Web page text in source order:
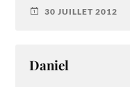
30 JUILLET 2012
Daniel